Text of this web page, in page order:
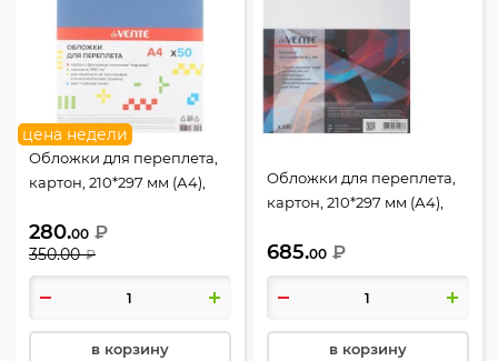
цена недели
Обложки для переплета,
картон, 210*297 мм (А4),
кожа, 50 шт, deVENTE
280.00 ₽
350.00 ₽
в корзину
Обложки для переплета,
картон, 210*297 мм (А4),
кожа, 100 шт, deVENTE
685.00 ₽
в корзину